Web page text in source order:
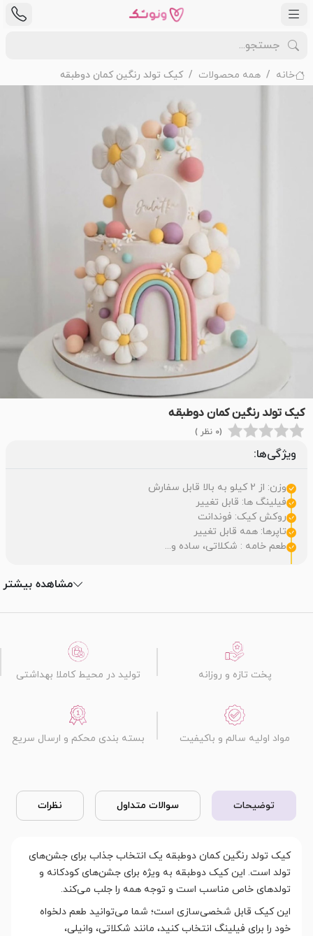
خانه همه محصولات کیک تولد رنگین کمان دوطبقه
کیک تولد رنگین کمان دوطبقه
(0 نظر )
ویژگی‌ها:
وزن: از 2 کیلو به بالا قابل سفارش
فیلینگ ها: قابل تغییر
روکش کیک: فوندانت
تاپرها: همه قابل تغییر
طعم خامه : شکلاتی، ساده و...
مشاهده بیشتر
پخت تازه و روزانه تولید در محیط کاملا بهداشتی
مواد اولیه سالم و باکیفیت بسته بندی محکم و ارسال سریع
توضیحات سوالات متداول نظرات
کیک تولد رنگین کمان دوطبقه یک انتخاب جذاب برای جشن‌های
تولد است. این کیک دوطبقه به ویژه برای جشن‌های کودکانه و
تولدهای خاص مناسب است و توجه همه را جلب می‌کند.
این کیک قابل شخصی‌سازی است؛ شما می‌توانید طعم دلخواه
خود را برای فیلینگ انتخاب کنید، مانند شکلاتی، وانیلی،